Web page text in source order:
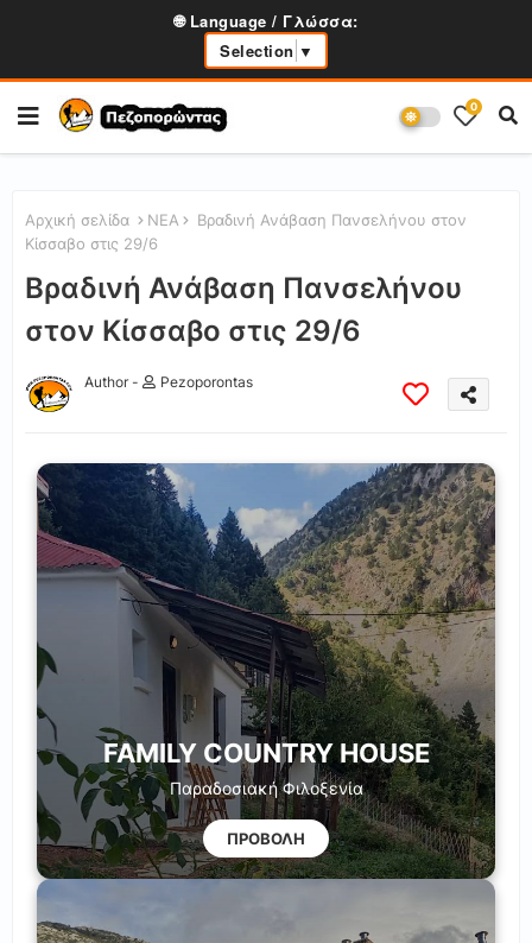
🌐 Language / Γλώσσα:
Selection ▼
0
Αρχική σελίδα ΝΕΑ
Βραδινή Ανάβαση Πανσελήνου στον
Κίσσαβο στις 29/6
Βραδινή Ανάβαση Πανσελήνου
στον Κίσσαβο στις 29/6
Author - Pezoporontas
FAMILY COUNTRY HOUSE
Παραδοσιακή Φιλοξενία
ΠΡΟΒΟΛΗ